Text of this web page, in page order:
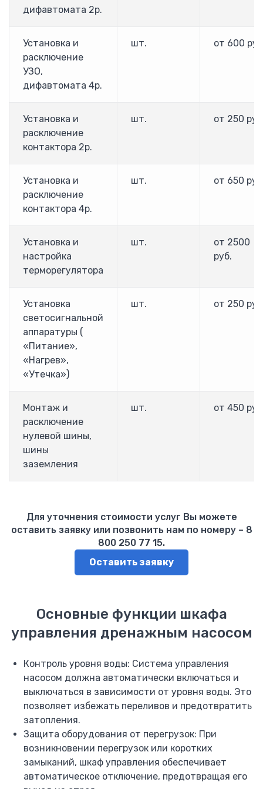
E1000
E2000T6 (15-710кВт) 690В
HFR1000 (15 — 315 кВт)
HFR-2000 (15-500кВт)
Входной дроссель ACL
Тормозные модули и резисторы
Преобразователи частоты Hyundai
Hyundai N100
Hyundai N700
ПРОВЕНТО
Пульты управления
Шкафы Провенто
Настенные
Allen-Bradley
ПЛК Allen Bradley
Преобразователи частоты Allen Bradley PowerFlex
ABB
Блок управления АВР ATS021
Устройство плавного пуска
Рубильники
Реверсивные рубильники
Разъеденители
Силовые автоматы Emax
Дифференциальные автоматы и УЗО
Модульные контакторы ESB
Контакторы А
Реле, таймеры, контроля
Управление и сигнализация
Датчики уровня NRG
Контроллеры и терминалы
Клапана периодической продувки MPA
Клапана регулирующие ZK
Schneider-Electric
Контроллеры
Преобразователи частоты Altivar
Устройства плавного пуска Altistart
Выключатель нагрузки iSW
Выключатель EasyPact
дифавтомата 2р.
Установка и
расключение
УЗО,
дифавтомата 4р.
шт. от 600
Установка и
расключение
контактора 2р.
шт. от 250
Установка и
расключение
контактора 4р.
шт. от 650
Установка и
настройка
терморегулятора
шт.
от 2500
руб.
Установка
светосигнальной
аппаратуры (
«Питание»,
«Нагрев»,
«Утечка»)
шт. от 250
Монтаж и
расключение
нулевой шины,
шины
заземления
шт. от 450
Для уточнения стоимости услуг Вы можете
оставить заявку или позвонить нам по номеру – 8
800 250 77 15.
Оставить заявку
Основные функции шкафа
управления дренажным насосом
Контроль уровня воды: Система управления
насосом должна автоматически включаться и
выключаться в зависимости от уровня воды. Это
позволяет избежать переливов и предотвратить
затопления.
Защита оборудования от перегрузок: При
возникновении перегрузок или коротких
замыканий, шкаф управления обеспечивает
автоматическое отключение, предотвращая его